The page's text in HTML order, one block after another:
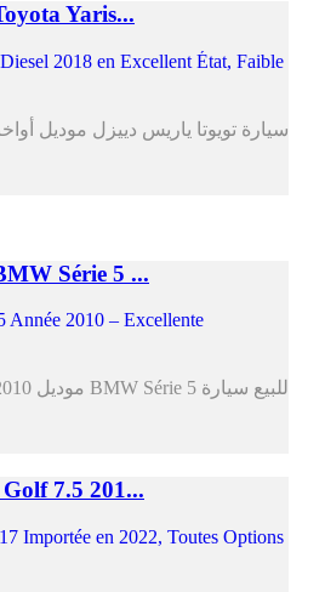
Yaris...
سيارة تويوتا ياريس دييزل موديل أواخر 2018
Série 5 ...
للبيع سيارة BMW Série 5 موديل 2010، بمحرك V...
7.5 201...